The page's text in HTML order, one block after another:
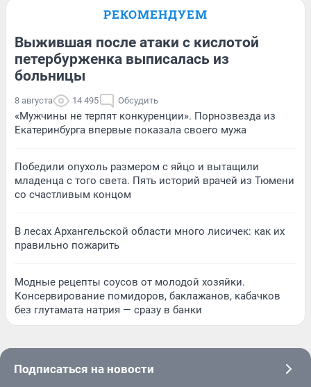
РЕКОМЕНДУЕМ
Выжившая после атаки с кислотой
петербурженка выписалась из
больницы
8 августа 14 495 Обсудить
«Мужчины не терпят конкуренции». Порнозвезда из
Екатеринбурга впервые показала своего мужа
Победили опухоль размером с яйцо и вытащили
младенца с того света. Пять историй врачей из Тюмени
со счастливым концом
В лесах Архангельской области много лисичек: как их
правильно пожарить
Модные рецепты соусов от молодой хозяйки.
Консервирование помидоров, баклажанов, кабачков
без глутамата натрия — сразу в банки
Подписаться на новости